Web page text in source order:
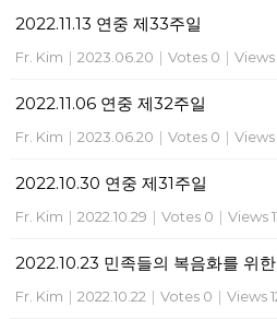
2022.11.13 연중 제33주일
Fr. Kim | 2023.06.20 | Votes 0 | Views
2022.11.06 연중 제32주일
Fr. Kim | 2023.06.20 | Votes 0 | Views
2022.10.30 연중 제31주일
Fr. Kim | 2022.10.29 | Votes 0 | Views
2022.10.23 민족들의 복음화를 위
Fr. Kim | 2022.10.22 | Votes 0 | Views